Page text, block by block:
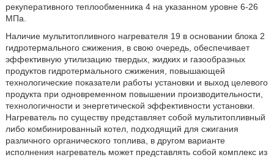
рекуперативного теплообменника 4 на указанном уровне 6-26
МПа.
Наличие мультитопливного нагревателя 19 в основании блока 2
гидротермального сжижения, в свою очередь, обеспечивает
эффективную утилизацию твердых, жидких и газообразных
продуктов гидротермального сжижения, повышающей
технологические показатели работы установки и выход целевого
продукта при одновременном повышении производительности,
технологичности и энергетической эффективности установки.
Нагреватель по существу представляет собой мультитопливный
либо комбинированный котел, подходящий для сжигания
различного органического топлива, в другом варианте
исполнения нагреватель может представлять собой комплекс из